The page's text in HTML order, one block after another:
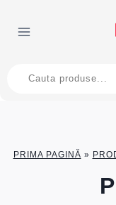
content
search
PRIMA PAGINĂ »